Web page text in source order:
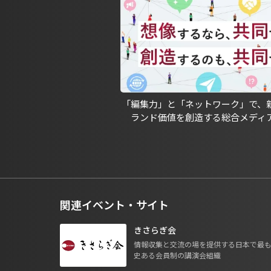
「編集力」と「ネットワーク」で、
ランド価値を創造する総合メディ
関連イベント・サイト
きさらぎ会
情報収集と交流の場を提供する日本で最
史ある会員制の講演会組織